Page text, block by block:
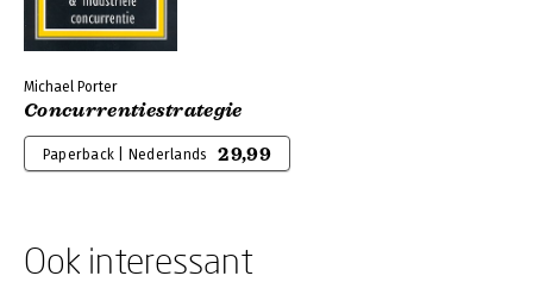
Michael Porter
Concurrentiestrategie
Paperback | Nederlands 29,99
Ook interessant